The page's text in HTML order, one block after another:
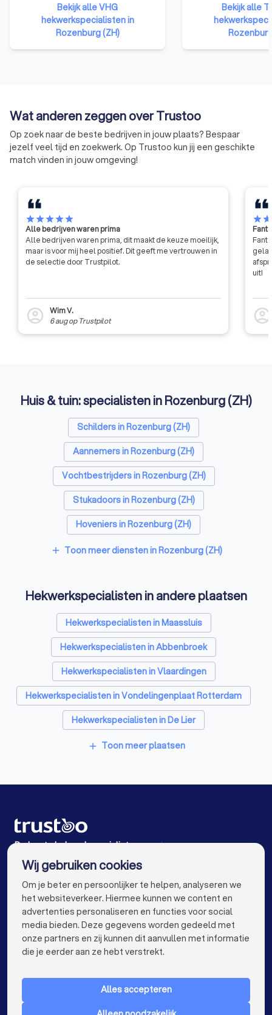
toelatingseisen. Die waarborgen
dat elk VHG-lid een echte
groenprofessional is. U kunt
toch iets niet in orde zijn, dan
heeft u de garantie dat fouten en
schade worden hersteld.
Bekijk alle VHG
hekwerkspecialisten in
Rozenburg (ZH)
consumenten te
ze gemakkelijk met
professionele
Bekijk alle
Wat anderen zeggen over Trustoo
Op zoek naar de beste bedrijven in jouw plaats? Bespaar
jezelf veel tijd en zoekwerk. Op Trustoo kun jij een geschikte
match vinden in jouw omgeving!
starstarstarstarstar
Alle bedrijven waren prima
Alle bedrijven waren prima, dit maakt de keuze moeilijk,
maar is voor mij heel positief. Dit geeft me vertrouwen in
de selectie door Trustpilot.
account_circle
Wim V.
6 augop Trustpilot
starstar
uit!
account_circle
Huis & tuin: specialisten in Rozenburg (ZH)
Schilders in Rozenburg (ZH)
Aannemers in Rozenburg (ZH)
Vochtbestrijders in Rozenburg (ZH)
Stukadoors in Rozenburg (ZH)
Hoveniers in Rozenburg (ZH)
Gevelspecialisten in Rozenburg (ZH)
Elektriciens in Rozenburg (ZH)
Isolatiebedrijven in Rozenburg (ZH)
Ongediertebestrijders in Rozenburg (ZH)
Architecten in Rozenburg (ZH)
Zonwering specialisten in Rozenburg (ZH)
Badkamer installateurs in Rozenburg (ZH)
Traprenovatie bedrijven in Rozenburg (ZH)
Meubelmakers in Rozenburg (ZH)
Klusjesmannen in Rozenburg (ZH)
add Toon meer diensten in Rozenburg (ZH)
Hekwerkspecialisten in andere plaatsen
Hekwerkspecialisten in Maassluis
Hekwerkspecialisten in Abbenbroek
Hekwerkspecialisten in Vlaardingen
Hekwerkspecialisten in Vondelingenplaat Rotterdam
Hekwerkspecialisten in De Lier
Hekwerkspecialisten in Spijkenisse
Hekwerkspecialisten in Hellevoetsluis
Hekwerkspecialisten in Schiedam
Hekwerkspecialisten in Amsterdam
Hekwerkspecialisten in Rotterdam
Hekwerkspecialisten in Den Haag
Hekwerkspecialisten in Utrecht
Hekwerkspecialisten in Tilburg
Hekwerkspecialisten in Groningen
add Toon meer plaatsen
De beste hekwerkspecialisten voor jou
VOOR PARTICULIEREN keyboard_arrow_down
Wij gebruiken cookies
Om je beter en persoonlijker te helpen, analyseren we
het websiteverkeer. Hiermee kunnen we content en
advertenties personaliseren en functies voor social
media bieden. Deze gegevens worden gedeeld met
onze partners en zij kunnen dit aanvullen met informatie
die je eerder aan ze hebt verstrekt.
Alles accepteren